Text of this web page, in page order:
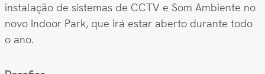
instalação de sistemas de CCTV e Som Ambiente no
novo Indoor Park, que irá estar aberto durante todo
o ano.